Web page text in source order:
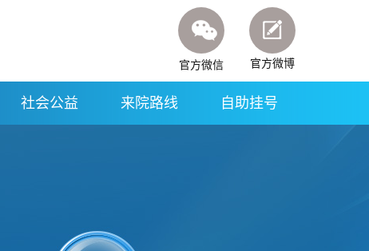
官方微博
官方微信
社会公益 来院路线 自助挂号